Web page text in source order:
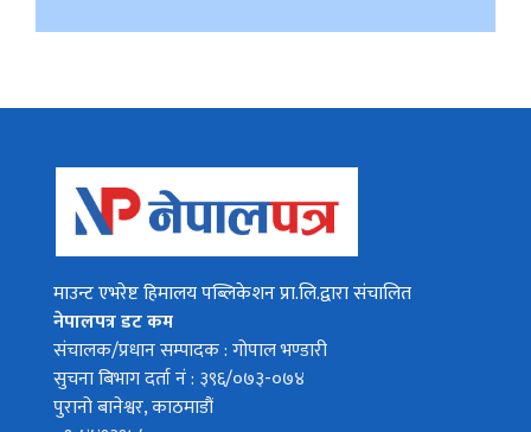
माउन्ट एभरेष्ट हिमालय पब्लिकेशन प्रा.लि.द्वारा संचालित
नेपालपत्र डट कम
संचालक/प्रधान सम्पादक : गोपाल भण्डारी
सुचना बिभाग दर्ता नं : ३९६/०७३-०७४
पुरानो बानेश्वर, काठमाडौं